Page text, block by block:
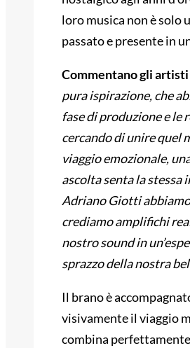
loro musica non è solo
passato e presente in
Commentano gli artisti
pura ispirazione, che
fase di produzione e le
cercando di unire quel
viaggio emozionale,
ascolta senta la
Adriano Giotti
crediamo amplifichi
nostro sound in
sprazzo della nostra
Il brano è
visivamente il viaggio
combina perfettamente